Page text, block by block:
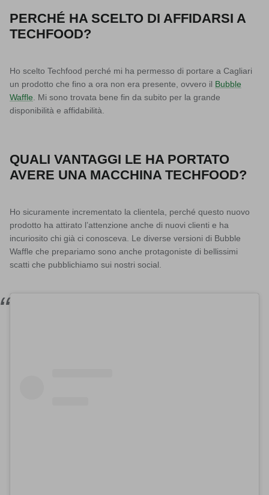
PERCHÉ HA SCELTO DI AFFIDARSI A
TECHFOOD?
Ho scelto Techfood perché mi ha permesso di portare a Cagliari
un prodotto che fino a ora non era presente, ovvero il Bubble
Waffle . Mi sono trovata bene fin da subito per la grande
disponibilità e affidabilità.
QUALI VANTAGGI LE HA PORTATO
AVERE UNA MACCHINA TECHFOOD?
Ho sicuramente incrementato la clientela, perché questo nuovo
prodotto ha attirato l’attenzione anche di nuovi clienti e ha
incuriosito chi già ci conosceva. Le diverse versioni di Bubble
Waffle che prepariamo sono anche protagoniste di bellissimi
scatti che pubblichiamo sui nostri social.